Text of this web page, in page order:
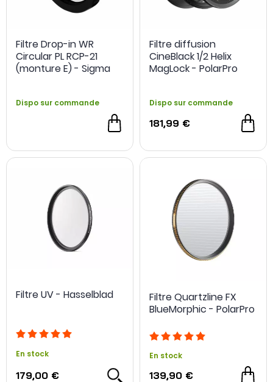
Filtre Drop-in WR
Circular PL RCP-21
(monture E) - Sigma
Dispo sur commande
Filtre diffusion
CineBlack 1/2 Helix
MagLock - PolarPro
Dispo sur commande
181,99 €
Filtre UV - Hasselblad
En stock
179,00 €
Filtre Quartzline FX
BlueMorphic - PolarPro
En stock
139,90 €